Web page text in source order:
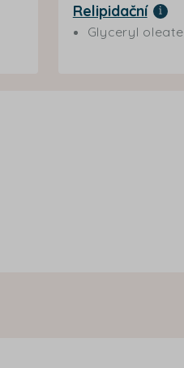
Relipidační
Glyceryl oleate